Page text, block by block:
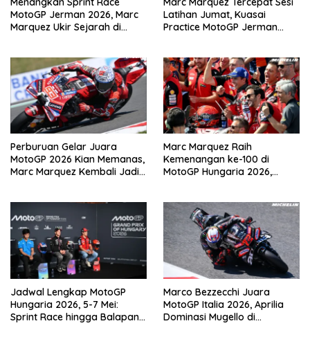
MotoGP Jerman 2026, Marc
Marquez Ukir Sejarah di
Latihan Jumat, Kuasai
Practice MotoGP Jerman
Perburuan Gelar Juara
MotoGP 2026 Kian Memanas,
Marc Marquez Kembali Jadi
Marc Marquez Raih
Kemenangan ke-100 di
MotoGP Hungaria 2026,
Jadwal Lengkap MotoGP
Hungaria 2026, 5-7 Mei:
Sprint Race hingga Balapan
Marco Bezzecchi Juara
MotoGP Italia 2026, Aprilia
Dominasi Mugello di